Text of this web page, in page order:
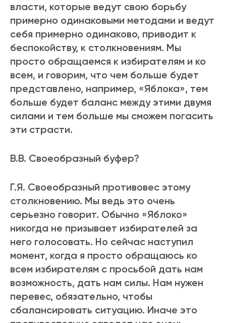
власти, которые ведут свою борьбу
примерно одинаковыми методами и ведут
себя примерно одинаково, приводит к
беспокойству, к столкновениям. Мы
просто обращаемся к избирателям и ко
всем, и говорим, что чем больше будет
представлено, например, «Яблока», тем
больше будет баланс между этими двумя
силами и тем больше мы сможем погасить
эти страсти.
В.В. Своеобразный буфер?
Г.Я. Своеобразный противовес этому
столкновению. Мы ведь это очень
серьезно говорит. Обычно «Яблоко»
никогда не призывает избирателей за
него голосовать. Но сейчас наступил
момент, когда я просто обращаюсь ко
всем избирателям с просьбой дать нам
возможность, дать нам силы. Нам нужен
перевес, обязательно, чтобы
сбалансировать ситуацию. Иначе это